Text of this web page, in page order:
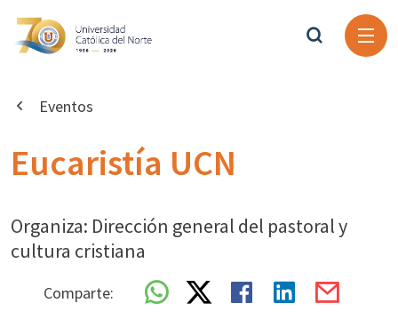
Eventos
Eucaristía UCN
Organiza: Dirección general del pastoral y
cultura cristiana
Comparte: